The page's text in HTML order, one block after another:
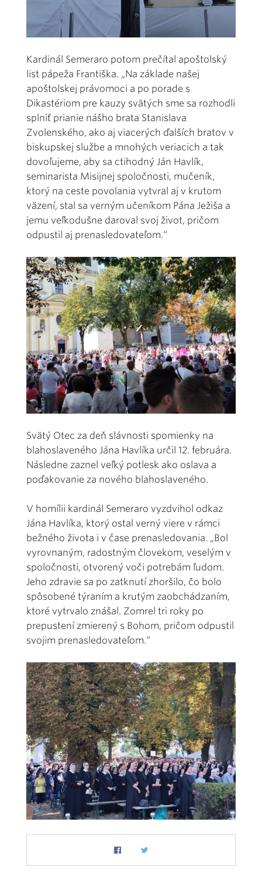
Kardinál Semeraro potom prečítal apoštolský
list pápeža Františka. „Na základe našej
apoštolskej právomoci a po porade s
Dikastériom pre kauzy svätých sme sa rozhodli
splniť prianie nášho brata Stanislava
Zvolenského, ako aj viacerých ďalších bratov v
biskupskej službe a mnohých veriacich a tak
dovoľujeme, aby sa ctihodný Ján Havlík,
seminarista Misijnej spoločnosti, mučeník,
ktorý na ceste povolania vytvral aj v krutom
väzení, stal sa verným učeníkom Pána Ježiša a
jemu veľkodušne daroval svoj život, pričom
odpustil aj prenasledovateľom.“
Svätý Otec za deň slávnosti spomienky na
blahoslaveného Jána Havlíka určil 12. februára.
Následne zaznel veľký potlesk ako oslava a
poďakovanie za nového blahoslaveného.
V homílii kardinál Semeraro vyzdvihol odkaz
Jána Havlíka, ktorý ostal verný viere v rámci
bežného života i v čase prenasledovania. „Bol
vyrovnaným, radostným človekom, veselým v
spoločnosti, otvorený voči potrebám ľudom.
Jeho zdravie sa po zatknutí zhoršilo, čo bolo
spôsobené týraním a krutým zaobchádzaním,
ktoré vytrvalo znášal. Zomrel tri roky po
prepustení zmierený s Bohom, pričom odpustil
svojim prenasledovateľom.“